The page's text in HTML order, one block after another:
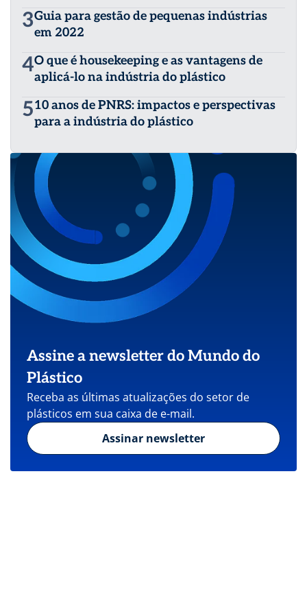
3Guia para gestão de pequenas indústrias
em 2022
4O que é housekeeping e as vantagens de
aplicá-lo na indústria do plástico
510 anos de PNRS: impactos e perspectivas
para a indústria do plástico
Assine a newsletter do Mundo do
Plástico
Receba as últimas atualizações do setor de
plásticos em sua caixa de e-mail.
Assinar newsletter